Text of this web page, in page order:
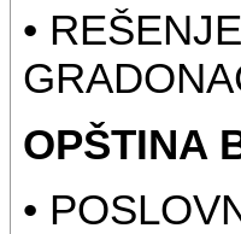
•
OPŠTINA
•